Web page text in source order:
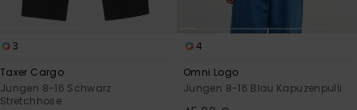
3
Taxer Cargo
Jungen 8-16 Schwarz
Stretchhose
4
Omni Logo
Jungen 8-16 Blau Kapuzenpulli